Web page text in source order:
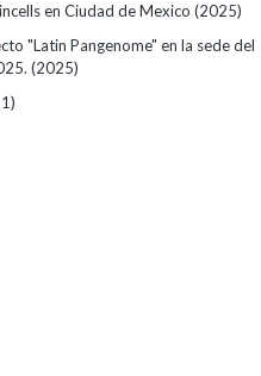
en Ciudad de Mexico (2025)
"Latin Pangenome" en la sede del
(2025)